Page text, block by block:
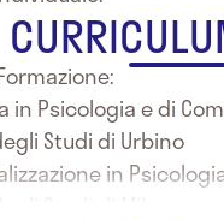
in Psicologia e di
Studi di Urbino
in